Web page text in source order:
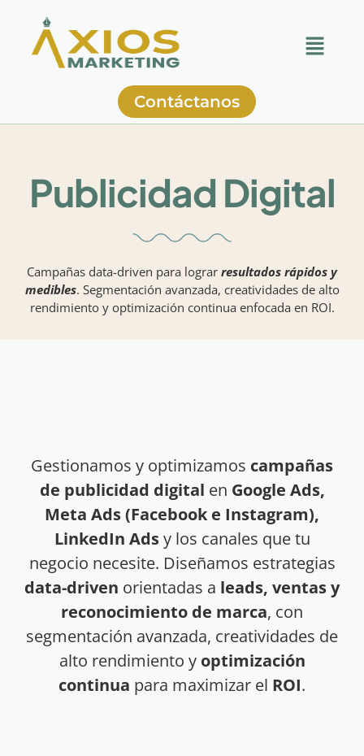
Contáctanos
Publicidad Digital
Campañas data-driven para lograr resultados rápidos y
medibles. Segmentación avanzada, creatividades de alto
rendimiento y optimización continua enfocada en ROI.
Gestionamos y optimizamos campañas
de publicidad digital en Google Ads,
Meta Ads (Facebook e Instagram),
LinkedIn Adsy los canales que tu
negocio necesite. Diseñamos estrategias
data-driven orientadas a leads, ventas y
reconocimiento de marca, con
segmentación avanzada, creatividades de
alto rendimiento y optimización
continua para maximizar el ROI.